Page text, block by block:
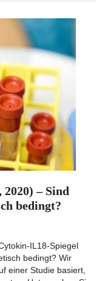
– Sind
bedingt?
IL18-Spiegel
bedingt? Wir
einer Studie basiert,